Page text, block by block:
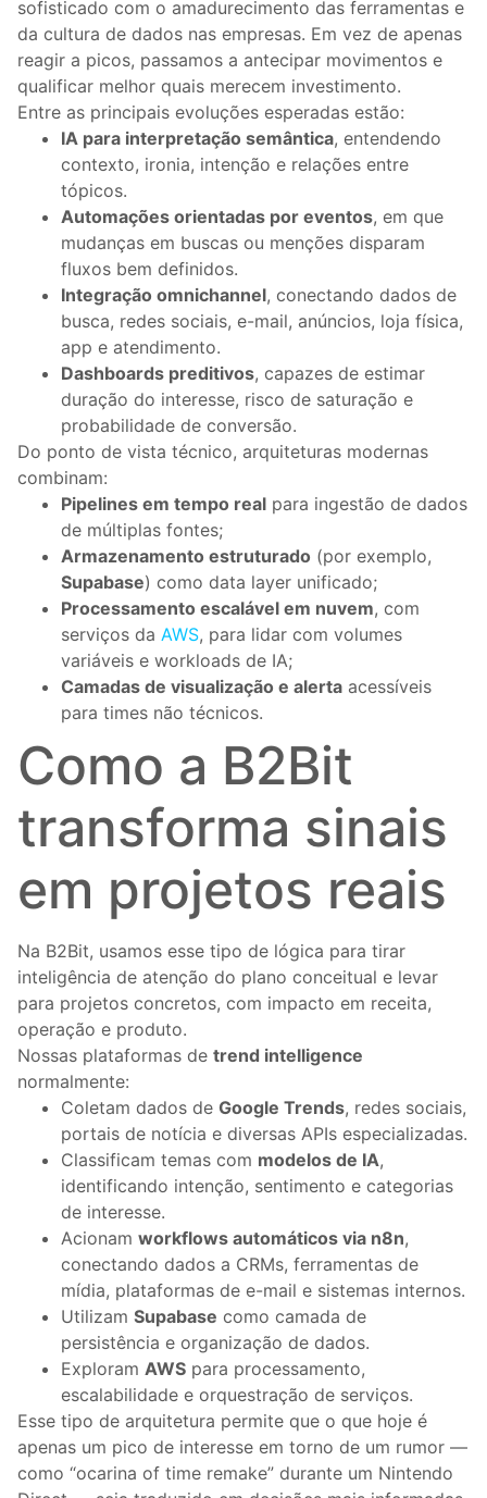
sofisticado com o amadurecimento das ferramentas e
da cultura de dados nas empresas. Em vez de apenas
reagir a picos, passamos a antecipar movimentos e
qualificar melhor quais merecem investimento.
Entre as principais evoluções esperadas estão:
IA para interpretação semântica, entendendo
contexto, ironia, intenção e relações entre
tópicos.
Automações orientadas por eventos, em que
mudanças em buscas ou menções disparam
fluxos bem definidos.
Integração omnichannel, conectando dados de
busca, redes sociais, e-mail, anúncios, loja física,
app e atendimento.
Dashboards preditivos, capazes de estimar
duração do interesse, risco de saturação e
probabilidade de conversão.
Do ponto de vista técnico, arquiteturas modernas
combinam:
Pipelines em tempo real para ingestão de dados
de múltiplas fontes;
Armazenamento estruturado (por exemplo,
Supabase) como data layer unificado;
Processamento escalável em nuvem, com
serviços da AWS, para lidar com volumes
variáveis e workloads de IA;
Camadas de visualização e alerta acessíveis
para times não técnicos.
Como a B2Bit
transforma sinais
em projetos reais
Na B2Bit, usamos esse tipo de lógica para tirar
inteligência de atenção do plano conceitual e levar
para projetos concretos, com impacto em receita,
operação e produto.
Nossas plataformas de trend intelligence
normalmente:
Coletam dados de Google Trends, redes sociais,
portais de notícia e diversas APIs especializadas.
Classificam temas com modelos de IA,
identificando intenção, sentimento e categorias
de interesse.
Acionam workflows automáticos via n8n,
conectando dados a CRMs, ferramentas de
mídia, plataformas de e-mail e sistemas internos.
Utilizam Supabase como camada de
persistência e organização de dados.
Exploram AWS para processamento,
escalabilidade e orquestração de serviços.
Esse tipo de arquitetura permite que o que hoje é
apenas um pico de interesse em torno de um rumor —
como “ocarina of time remake” durante um Nintendo